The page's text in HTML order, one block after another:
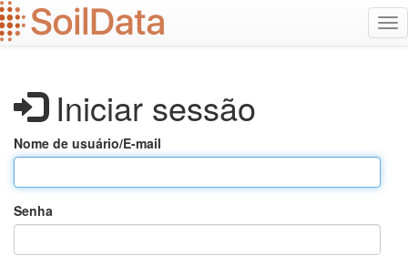
Ir
para
o
Iniciar sessão
Nome de usuário/E-mail
Senha